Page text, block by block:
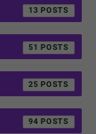
13
51
25
94